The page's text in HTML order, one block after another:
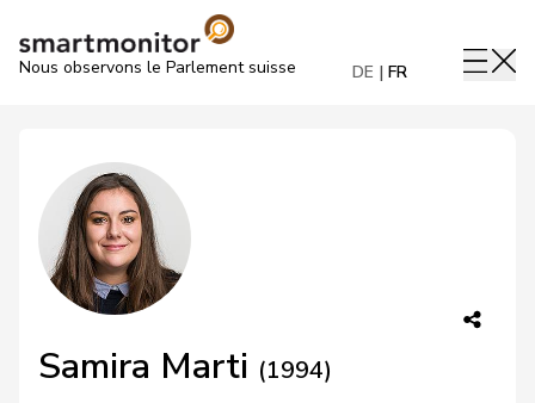
Nous observons le Parlement suisse DE FR
Samira Marti (1994)